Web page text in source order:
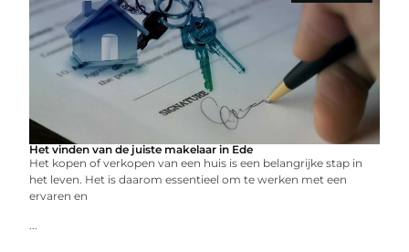
Het vinden van de juiste makelaar in Ede
Het kopen of verkopen van een huis is een belangrijke stap in
het leven. Het is daarom essentieel om te werken met een
ervaren en
...